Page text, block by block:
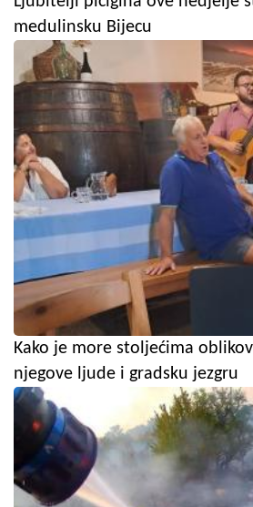
medulinsku Bijecu
Kako je more stoljećima
njegove ljude i gradsku jezgru